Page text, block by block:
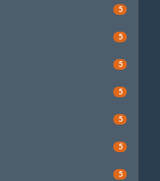
5
5
5
5
5
5
5